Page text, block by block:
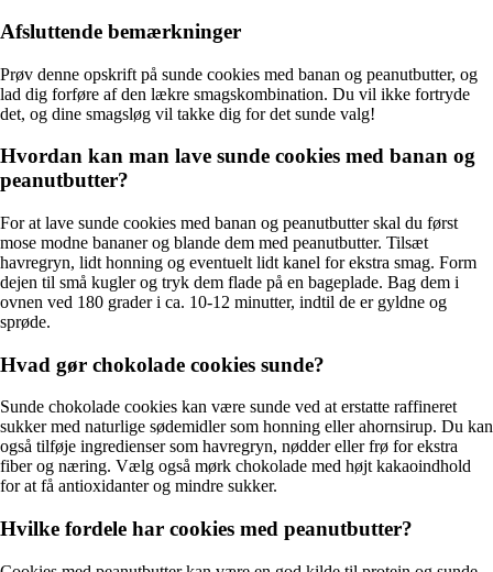
Afsluttende bemærkninger
Prøv denne opskrift på sunde cookies med banan og peanutbutter, og
lad dig forføre af den lækre smagskombination. Du vil ikke fortryde
det, og dine smagsløg vil takke dig for det sunde valg!
Hvordan kan man lave sunde cookies med banan og
peanutbutter?
For at lave sunde cookies med banan og peanutbutter skal du først
mose modne bananer og blande dem med peanutbutter. Tilsæt
havregryn, lidt honning og eventuelt lidt kanel for ekstra smag. Form
dejen til små kugler og tryk dem flade på en bageplade. Bag dem i
ovnen ved 180 grader i ca. 10-12 minutter, indtil de er gyldne og
sprøde.
Hvad gør chokolade cookies sunde?
Sunde chokolade cookies kan være sunde ved at erstatte raffineret
sukker med naturlige sødemidler som honning eller ahornsirup. Du kan
også tilføje ingredienser som havregryn, nødder eller frø for ekstra
fiber og næring. Vælg også mørk chokolade med højt kakaoindhold
for at få antioxidanter og mindre sukker.
Hvilke fordele har cookies med peanutbutter?